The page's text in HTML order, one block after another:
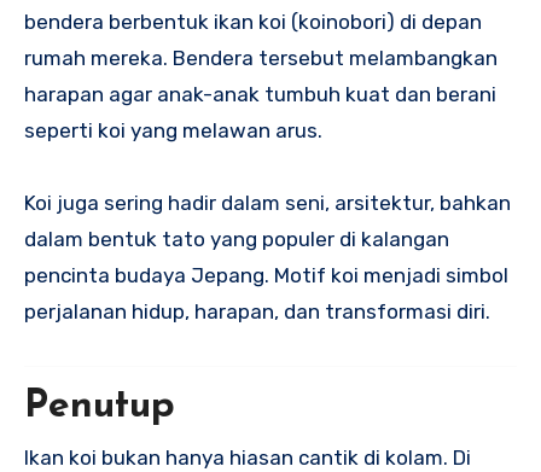
bendera berbentuk ikan koi (koinobori) di depan
rumah mereka. Bendera tersebut melambangkan
harapan agar anak-anak tumbuh kuat dan berani
seperti koi yang melawan arus.
Koi juga sering hadir dalam seni, arsitektur, bahkan
dalam bentuk tato yang populer di kalangan
pencinta budaya Jepang. Motif koi menjadi simbol
perjalanan hidup, harapan, dan transformasi diri.
Penutup
Ikan koi bukan hanya hiasan cantik di kolam. Di